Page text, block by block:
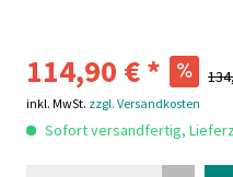
114,90 € *
inkl. MwSt. zzgl. Versandkosten
Sofort versandfertig,